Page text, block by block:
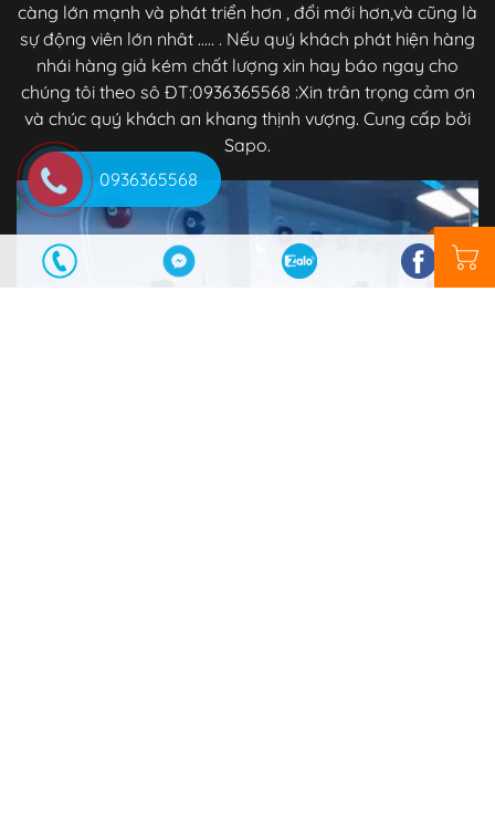
càng lớn mạnh và phát triển hơn , đổi mới hơn,và cũng là
sự động viên lớn nhât ..... . Nếu quý khách phát hiện hàng
nhái hàng giả kém chất lượng xin hay báo ngay cho
chúng tôi theo sô ĐT:0936365568 :Xin trân trọng cảm ơn
và chúc quý khách an khang thịnh vượng. Cung cấp bởi
Sapo.
0936365568